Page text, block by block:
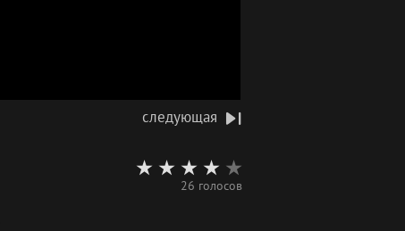
следующая
26 голосов